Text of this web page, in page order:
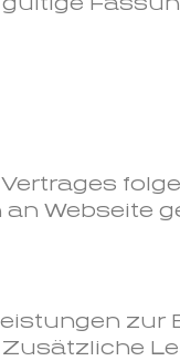
Webseite
zur